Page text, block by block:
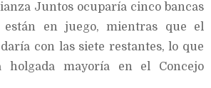
Juntos ocuparía cinco bancas
en juego, mientras que el
con las siete restantes, lo que
holgada mayoría en el Concejo